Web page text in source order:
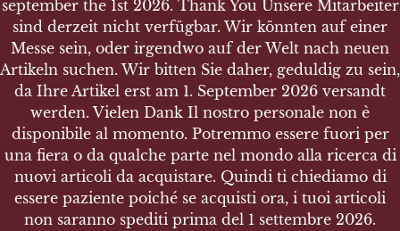
SHOP
Produktsuche
Suchen nach:
SUCHEN
september the 1st 2026. Thank You Unsere Mitarbeiter
sind derzeit nicht verfügbar. Wir könnten auf einer
Messe sein, oder irgendwo auf der Welt nach neuen
Artikeln suchen. Wir bitten Sie daher, geduldig zu sein,
da Ihre Artikel erst am 1. September 2026 versandt
werden. Vielen Dank Il nostro personale non è
disponibile al momento. Potremmo essere fuori per
una fiera o da qualche parte nel mondo alla ricerca di
nuovi articoli da acquistare. Quindi ti chiediamo di
essere paziente poiché se acquisti ora, i tuoi articoli
non saranno spediti prima del 1 settembre 2026.
september the 1st 2026. Thank You Unsere Mitarbeiter
sind derzeit nicht verfügbar. Wir könnten auf einer
Messe sein, oder irgendwo auf der Welt nach neuen
Artikeln suchen. Wir bitten Sie daher, geduldig zu sein,
da Ihre Artikel erst am 1. September 2026 versandt
werden. Vielen Dank Il nostro personale non è
disponibile al momento. Potremmo essere fuori per
una fiera o da qualche parte nel mondo alla ricerca di
nuovi articoli da acquistare. Quindi ti chiediamo di
essere paziente poiché se acquisti ora, i tuoi articoli
non saranno spediti prima del 1 settembre 2026.